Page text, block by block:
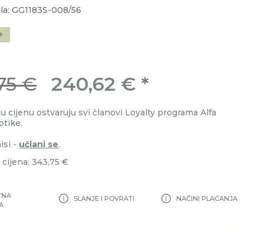
GG1183S-008/56
€ 240,62 € *
cijenu ostvaruju svi članovi Loyalty programa Alfa
- učlani se.
cijena: 343,75 €
SLANJE I POVRATI NAČINI PLAĆANJA